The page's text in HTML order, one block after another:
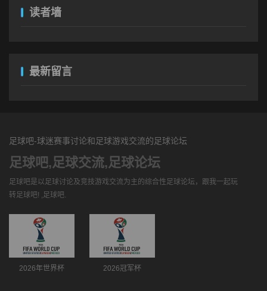
读者墙
最新留言
足球吧-球迷赛事讨论和足球游戏交流的足球论坛
足球吧,足球交流,足球论坛
足球吧是以足球讨论及竞技游戏交流为主的综合性足球论坛，跟我一起玩
转足球吧! ,足球吧.
2026年世界杯 2026冠军杯